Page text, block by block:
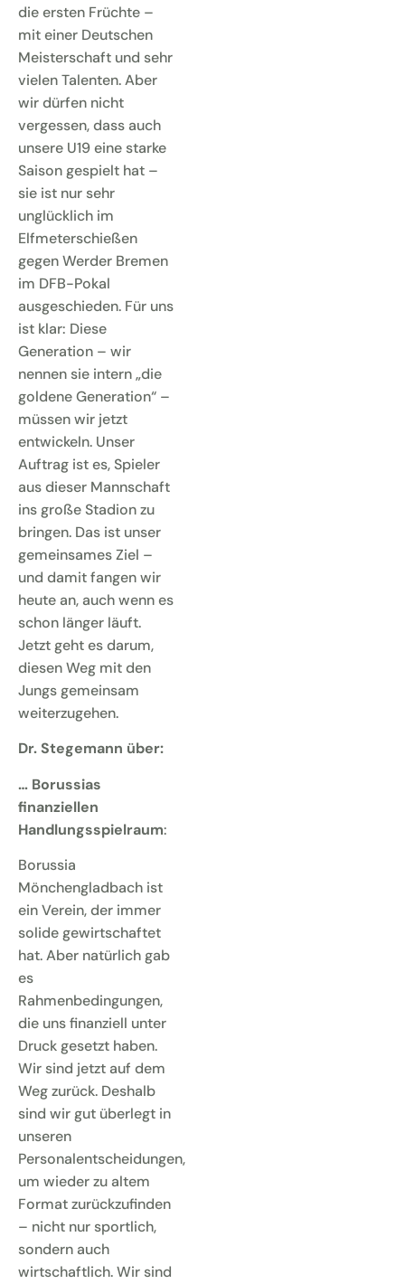
die ersten Früchte –
mit einer Deutschen
Meisterschaft und sehr
vielen Talenten. Aber
wir dürfen nicht
vergessen, dass auch
unsere U19 eine starke
Saison gespielt hat –
sie ist nur sehr
unglücklich im
Elfmeterschießen
gegen Werder Bremen
im DFB-Pokal
ausgeschieden. Für uns
ist klar: Diese
Generation – wir
nennen sie intern „die
goldene Generation“ –
müssen wir jetzt
entwickeln. Unser
Auftrag ist es, Spieler
aus dieser Mannschaft
ins große Stadion zu
bringen. Das ist unser
gemeinsames Ziel –
und damit fangen wir
heute an, auch wenn es
schon länger läuft.
Jetzt geht es darum,
diesen Weg mit den
Jungs gemeinsam
weiterzugehen.
Dr. Stegemann über:
… Borussias
finanziellen
Handlungsspielraum:
Borussia
Mönchengladbach ist
ein Verein, der immer
solide gewirtschaftet
hat. Aber natürlich gab
es
Rahmenbedingungen,
die uns finanziell unter
Druck gesetzt haben.
Wir sind jetzt auf dem
Weg zurück. Deshalb
sind wir gut überlegt in
unseren
Personalentscheidungen,
um wieder zu altem
Format zurückzufinden
– nicht nur sportlich,
sondern auch
wirtschaftlich. Wir sind